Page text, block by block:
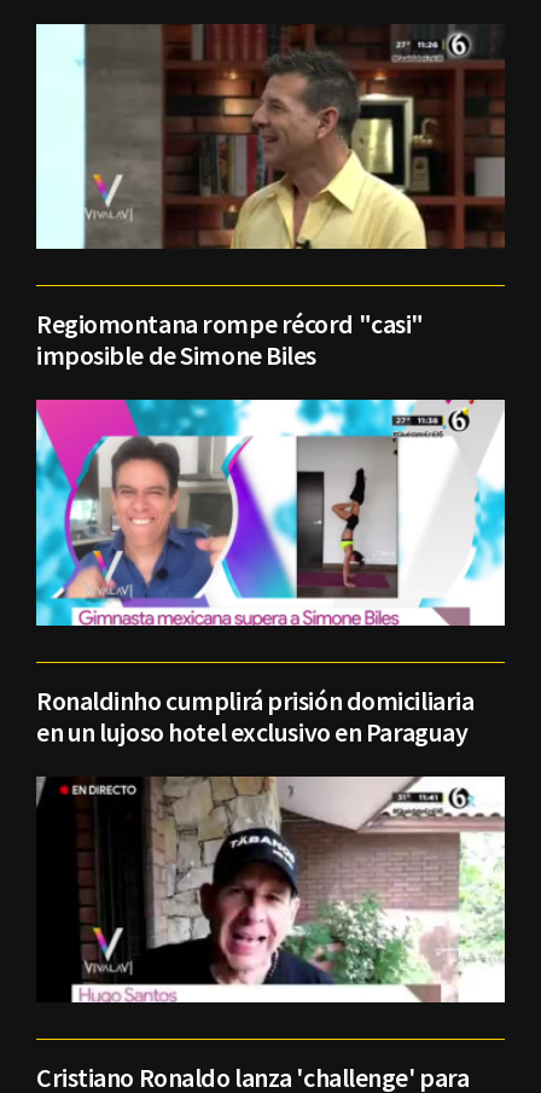
Regiomontana rompe récord "casi"
imposible de Simone Biles
Ronaldinho cumplirá prisión domiciliaria
en un lujoso hotel exclusivo en Paraguay
Cristiano Ronaldo lanza 'challenge' para